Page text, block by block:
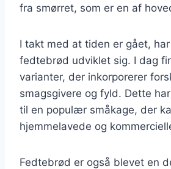
fra smørret, som er en af
I takt med at tiden er gået,
fedtebrød udviklet sig. I dag
varianter, der inkorporerer
smagsgivere og fyld. Dette
til en populær småkage, der
hjemmelavede og
Fedtebrød er også blevet en